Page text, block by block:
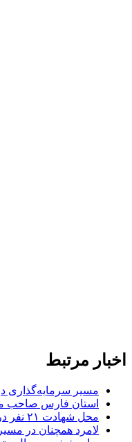
اخبار مرتبط
مسیر سرمایه‌گذاری
استان فارس صاحب
محل شهادت ۲۱ نفر در لامرد در مسیر ثبت ملی قرار گرفت
لامرد همچنان در